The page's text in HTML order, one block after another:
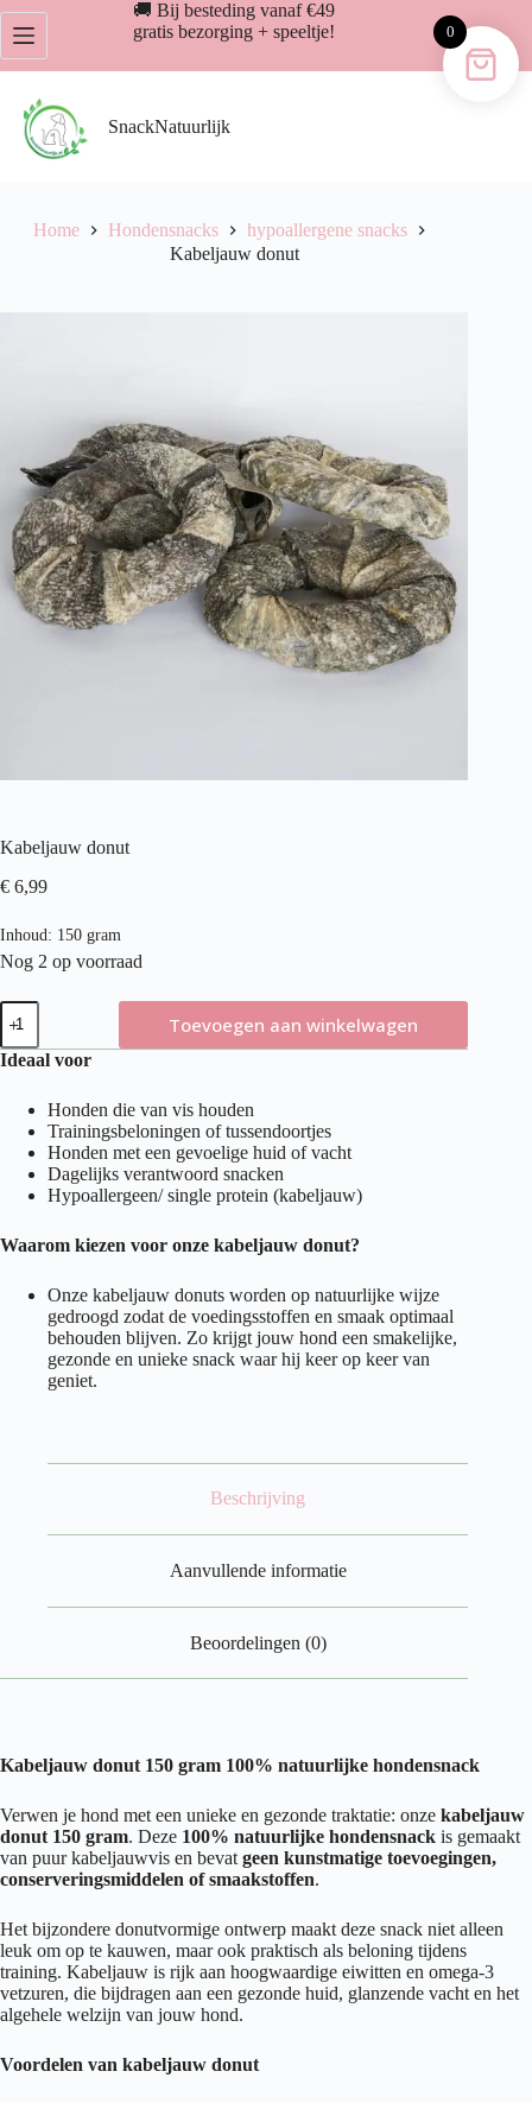
Ga
naar
inhoud
🚚 Bij besteding vanaf €49
gratis bezorging + speeltje!
SnackNatuurlijk
Home Hondensnacks
hypoallergene snacks
Kabeljauw donut
Kabeljauw donut
€ 6,99
Inhoud: 150 gram
Nog 2 op voorraad
Kabeljauw
donut
aantal
Toevoegen aan winkelwagen
Ideaal voor
Honden die van vis houden
Trainingsbeloningen of tussendoortjes
Honden met een gevoelige huid of vacht
Dagelijks verantwoord snacken
Hypoallergeen/ single protein (kabeljauw)
Waarom kiezen voor onze kabeljauw donut?
Onze kabeljauw donuts worden op natuurlijke wijze
gedroogd zodat de voedingsstoffen en smaak optimaal
behouden blijven. Zo krijgt jouw hond een smakelijke,
gezonde en unieke snack waar hij keer op keer van
geniet.
Beschrijving
Aanvullende informatie
Beoordelingen (0)
Kabeljauw donut 150 gram 100% natuurlijke hondensnack
Verwen je hond met een unieke en gezonde traktatie: onze kabeljauw
donut 150 gram. Deze 100% natuurlijke hondensnack is gemaakt
van puur kabeljauwvis en bevatgeen kunstmatige toevoegingen,
conserveringsmiddelen of smaakstoffen.
Het bijzondere donutvormige ontwerp maakt deze snack niet alleen
leuk om op te kauwen, maar ook praktisch als beloning tijdens
training. Kabeljauw is rijk aan hoogwaardige eiwitten en omega-3
vetzuren, die bijdragen aan een gezonde huid, glanzende vacht en het
algehele welzijn van jouw hond.
Voordelen van kabeljauw donut
0